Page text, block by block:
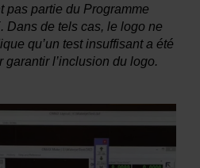
pas partie du Programme
Dans de tels cas, le logo ne
qu’un test insuffisant a été
garantir l’inclusion du logo.